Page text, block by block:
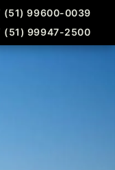
(51) 99600-0039
(51) 99947-2500